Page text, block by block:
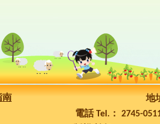
南
地
電話 Tel.： 2745-